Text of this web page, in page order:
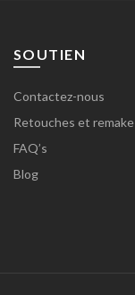
SOUTIEN
Contactez-nous
Retouches et remake
FAQ’s
Blog